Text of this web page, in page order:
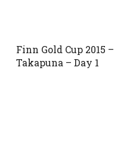
Finn Gold Cup 2015 –
Takapuna – Day 1